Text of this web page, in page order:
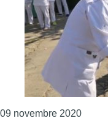
09 novembre 2020